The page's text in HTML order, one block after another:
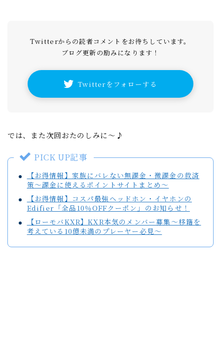
Twitterからの読者コメントをお待ちしています。
ブログ更新の励みになります！
Twitterをフォローする
では、また次回おたのしみに～♪
PICK UP記事
【お得情報】家族にバレない無課金・微課金の救済
策～課金に使えるポイントサイトまとめ～
【お得情報】コスパ最強ヘッドホン・イヤホンの
Edifier「全品10％OFFクーポン」のお知らせ！
【ローモバKXR】KXR本気のメンバー募集～移籍を
考えている10億未満のプレーヤー必見～